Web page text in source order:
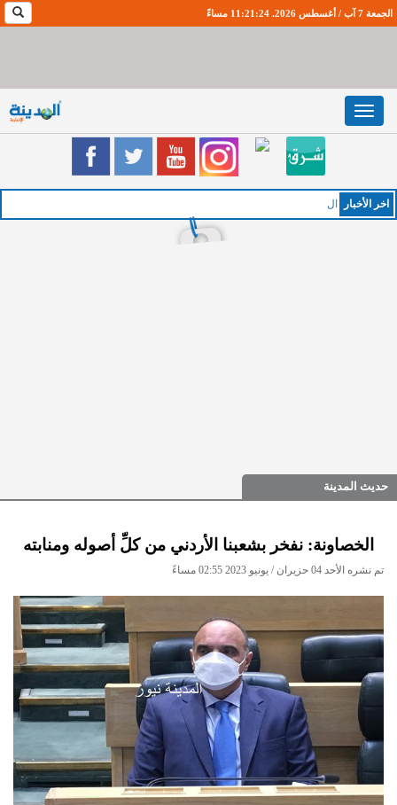
الجمعة 7 آب / أغسطس 2026. 11:21:24 مساءً
Toggle
navigation
اخر اﻷخبار الخميس :
حديث المدينة
الخصاونة: نفخر بشعبنا الأردني من كلِّ أصوله ومنابته
تم نشره الأحد 04 حزيران / يونيو 2023 02:55 مساءً